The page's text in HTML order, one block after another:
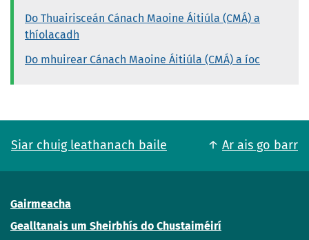
Do Thuairisceán Cánach Maoine Áitiúla (CMÁ) a
thíolacadh
Do mhuirear Cánach Maoine Áitiúla (CMÁ) a íoc
Siar chuig leathanach baile Ar ais go barr
Gairmeacha
Gealltanais um Sheirbhís do Chustaiméirí